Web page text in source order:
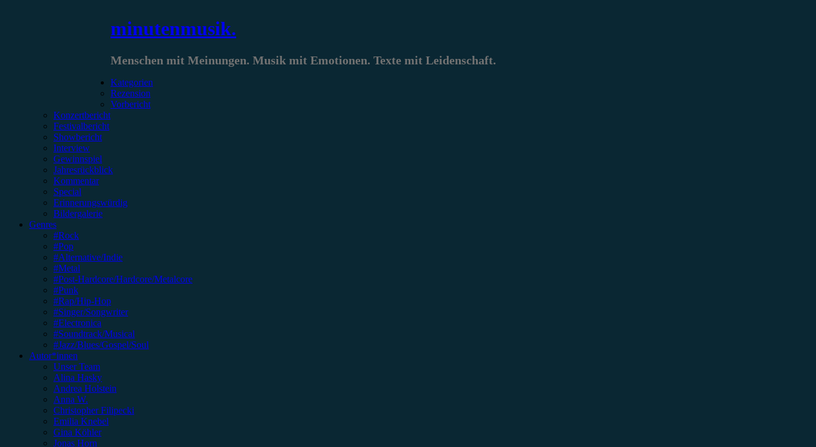
minutenmusik.
Menschen mit Meinungen. Musik mit Emotionen. Texte mit Leidenschaft.
Kategorien
Rezension
Vorbericht
Konzertbericht
Festivalbericht
Showbericht
Interview
Gewinnspiel
Jahresrückblick
Kommentar
Special
Erinnerungswürdig
Bildergalerie
Genres
#Rock
#Pop
#Alternative/Indie
#Metal
#Post-Hardcore/Hardcore/Metalcore
#Punk
#Rap/Hip-Hop
#Singer/Songwriter
#Electronica
#Soundtrack/Musical
#Jazz/Blues/Gospel/Soul
Autor*innen
Unser Team
Alina Hasky
Andrea Holstein
Anna W.
Christopher Filipecki
Emilia Knebel
Gina Köhler
Jonas Horn